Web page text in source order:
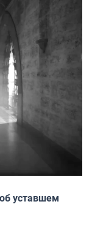
уставшем